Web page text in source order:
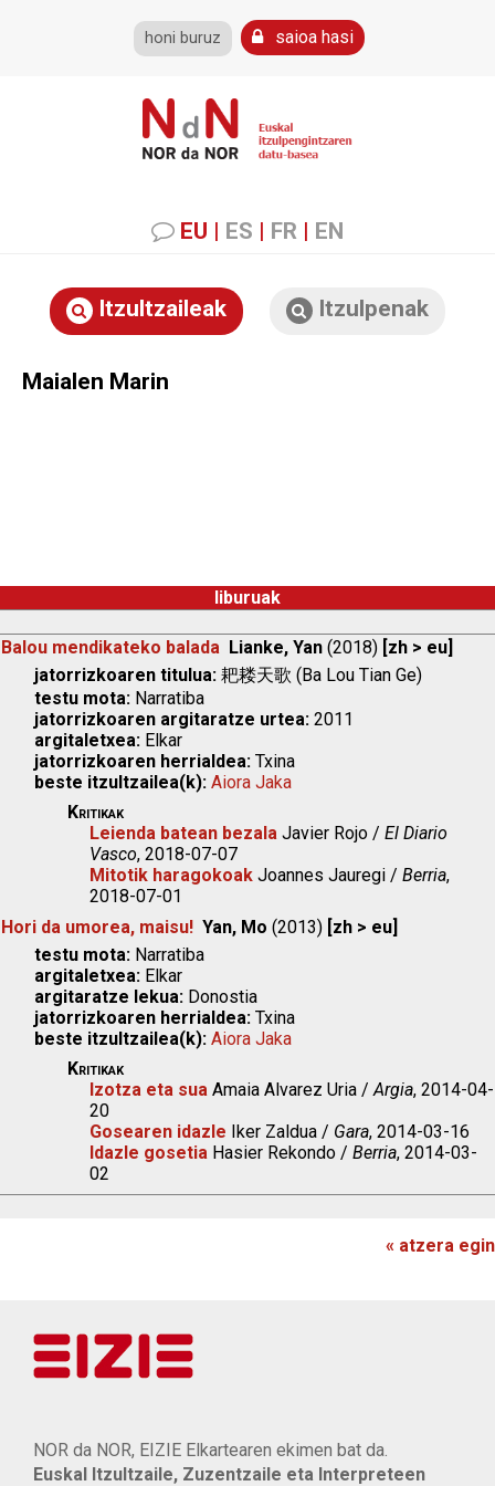
honi buruz saioa hasi
EU | ES | FR | EN
Itzultzaileak Itzulpenak
Maialen Marin
liburuak
Balou mendikateko balada Lianke, Yan (2018) [zh > eu]
jatorrizkoaren titulua: 耙耧天歌 (Ba Lou Tian Ge)
testu mota: Narratiba
jatorrizkoaren argitaratze urtea: 2011
argitaletxea: Elkar
jatorrizkoaren herrialdea: Txina
beste itzultzailea(k): Aiora Jaka
Kritikak
Leienda batean bezala Javier Rojo / El Diario
Vasco, 2018-07-07
Mitotik haragokoak Joannes Jauregi / Berria,
2018-07-01
Hori da umorea, maisu! Yan, Mo (2013) [zh > eu]
testu mota: Narratiba
argitaletxea: Elkar
argitaratze lekua: Donostia
jatorrizkoaren herrialdea: Txina
beste itzultzailea(k): Aiora Jaka
Kritikak
Izotza eta sua Amaia Alvarez Uria /Argia, 2014-04-
20
Gosearen idazle Iker Zaldua / Gara, 2014-03-16
Idazle gosetia Hasier Rekondo / Berria, 2014-03-
02
« atzera egin
NOR da NOR, EIZIE Elkartearen ekimen bat da.
Euskal Itzultzaile, Zuzentzaile eta Interpreteen